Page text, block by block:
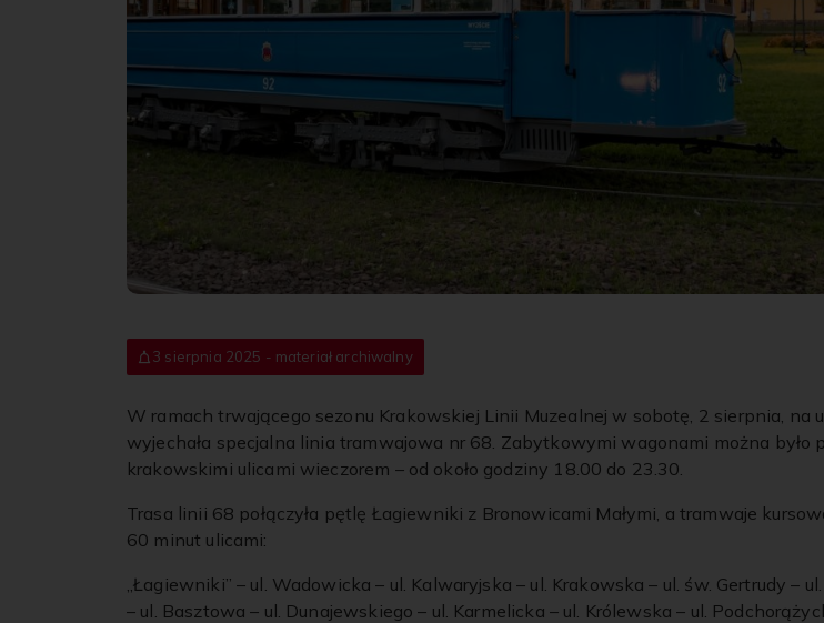
3 sierpnia 2025 - materiał archiwalny
W ramach trwającego sezonu Krakowskiej Linii Muzealnej w sobotę, 2 sierpnia, na
wyjechała specjalna linia tramwajowa nr 68. Zabytkowymi wagonami można było
krakowskimi ulicami wieczorem – od około godziny 18.00 do 23.30.
Trasa linii 68 połączyła pętlę Łagiewniki z Bronowicami Małymi, a tramwaje
60 minut ulicami:
„Łagiewniki” – ul. Wadowicka – ul. Kalwaryjska – ul. Krakowska – ul. św. Gertrudy –
– ul. Basztowa – ul. Dunajewskiego – ul. Karmelicka – ul. Królewska – ul.